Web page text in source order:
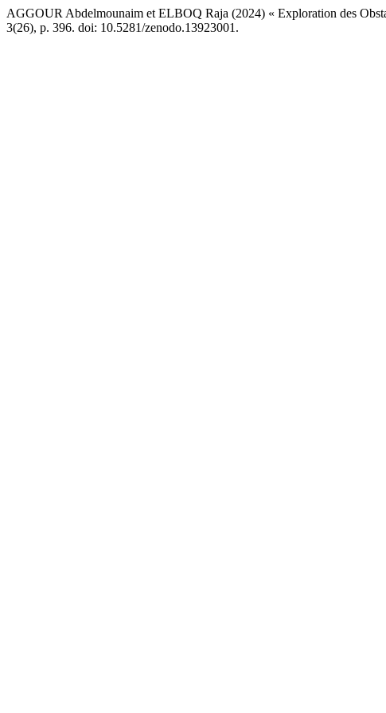
AGGOUR Abdelmounaim et ELBOQ Raja (2024) « Exploration des
3(26), p. 396. doi: 10.5281/zenodo.13923001.